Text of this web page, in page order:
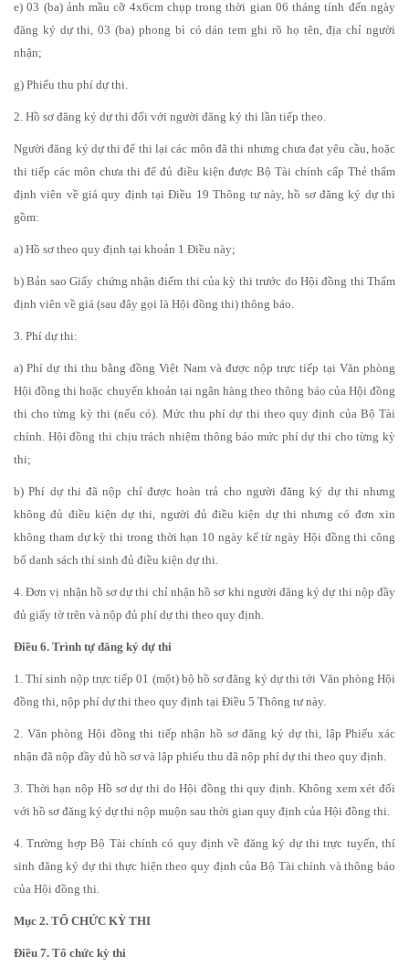
e) 03 (ba) ảnh mầu cỡ 4x6cm chụp trong thời gian 06 tháng tính đến ngày
đăng ký dự thi, 03 (ba) phong bì có dán tem ghi rõ họ tên, địa chỉ người
nhận;
g) Phiếu thu phí dự thi.
2. Hồ sơ đăng ký dự thi đối với người đăng ký thi lần tiếp theo.
Người đăng ký dự thi để thi lại các môn đã thi nhưng chưa đạt yêu cầu, hoặc
thi tiếp các môn chưa thi để đủ điều kiện được Bộ Tài chính cấp Thẻ thẩm
định viên về giá quy định tại Điều 19 Thông tư này, hồ sơ đăng ký dự thi
gồm:
a) Hồ sơ theo quy định tại khoản 1 Điều này;
b) Bản sao Giấy chứng nhận điểm thi của kỳ thi trước do Hội đồng thi Thẩm
định viên về giá (sau đây gọi là Hội đồng thi) thông báo.
3. Phí dự thi:
a) Phí dự thi thu bằng đồng Việt Nam và được nộp trực tiếp tại Văn phòng
Hội đồng thi hoặc chuyển khoản tại ngân hàng theo thông báo của Hội đồng
thi cho từng kỳ thi (nếu có). Mức thu phí dự thi theo quy định của Bộ Tài
chính. Hội đồng thi chịu trách nhiệm thông báo mức phí dự thi cho từng kỳ
thi;
b) Phí dự thi đã nộp chỉ được hoàn trả cho người đăng ký dự thi nhưng
không đủ điều kiện dự thi, người đủ điều kiện dự thi nhưng có đơn xin
không tham dự kỳ thi trong thời hạn 10 ngày kể từ ngày Hội đồng thi công
bố danh sách thí sinh đủ điều kiện dự thi.
4. Đơn vị nhận hồ sơ dự thi chỉ nhận hồ sơ khi người đăng ký dự thi nộp đầy
đủ giấy tờ trên và nộp đủ phí dự thi theo quy định.
Điều 6. Trình tự đăng ký dự thi
1. Thí sinh nộp trực tiếp 01 (một) bộ hồ sơ đăng ký dự thi tới Văn phòng Hội
đồng thi, nộp phí dự thi theo quy định tại Điều 5 Thông tư này.
2. Văn phòng Hội đồng thi tiếp nhận hồ sơ đăng ký dự thi, lập Phiếu xác
nhận đã nộp đầy đủ hồ sơ và lập phiếu thu đã nộp phí dự thi theo quy định.
3. Thời hạn nộp Hồ sơ dự thi do Hội đồng thi quy định. Không xem xét đối
với hồ sơ đăng ký dự thi nộp muộn sau thời gian quy định của Hội đồng thi.
4. Trường hợp Bộ Tài chính có quy định về đăng ký dự thi trực tuyến, thí
sinh đăng ký dự thi thực hiện theo quy định của Bộ Tài chính và thông báo
của Hội đồng thi.
Mục 2. TỔ CHỨC KỲ THI
Điều 7. Tổ chức kỳ thi